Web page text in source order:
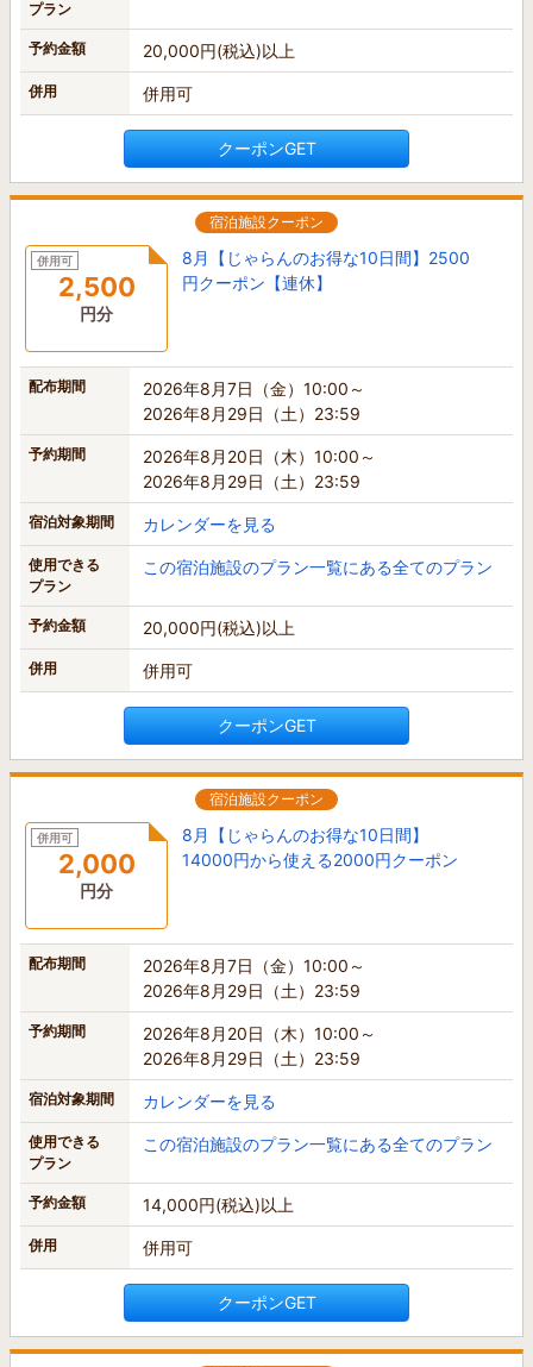
プラン
予約金額 20,000円(税込)以上
併用 併用可
クーポンGET
宿泊施設クーポン
併用可
2,500
円分
8月【じゃらんのお得な10日間】2500
円クーポン【連休】
配布期間
2026年8月7日（金）10:00～
2026年8月29日（土）23:59
予約期間
2026年8月20日（木）10:00～
2026年8月29日（土）23:59
宿泊対象期間 カレンダーを見る
使用できる
プラン
この宿泊施設のプラン一覧にある全てのプラン
予約金額 20,000円(税込)以上
併用 併用可
クーポンGET
宿泊施設クーポン
併用可
2,000
円分
8月【じゃらんのお得な10日間】
14000円から使える2000円クーポン
配布期間
2026年8月7日（金）10:00～
2026年8月29日（土）23:59
予約期間
2026年8月20日（木）10:00～
2026年8月29日（土）23:59
宿泊対象期間 カレンダーを見る
使用できる
プラン
この宿泊施設のプラン一覧にある全てのプラン
予約金額 14,000円(税込)以上
併用 併用可
クーポンGET